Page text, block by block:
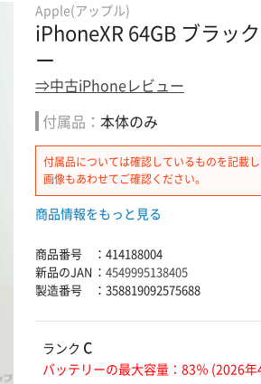
Apple(アップル)
iPhoneXR 64GB ブラッ
ー
⇒中古iPhoneレビュー
付属品： 本体のみ
付属品については確認しているものを記載
画像もあわせてご確認ください。
商品情報をもっと見る
商品番号 ： 414188004
新品のJAN ： 4549995138405
製造番号
： 358819092575688
ランク C
バッテリーの最大容量：83％ (2026